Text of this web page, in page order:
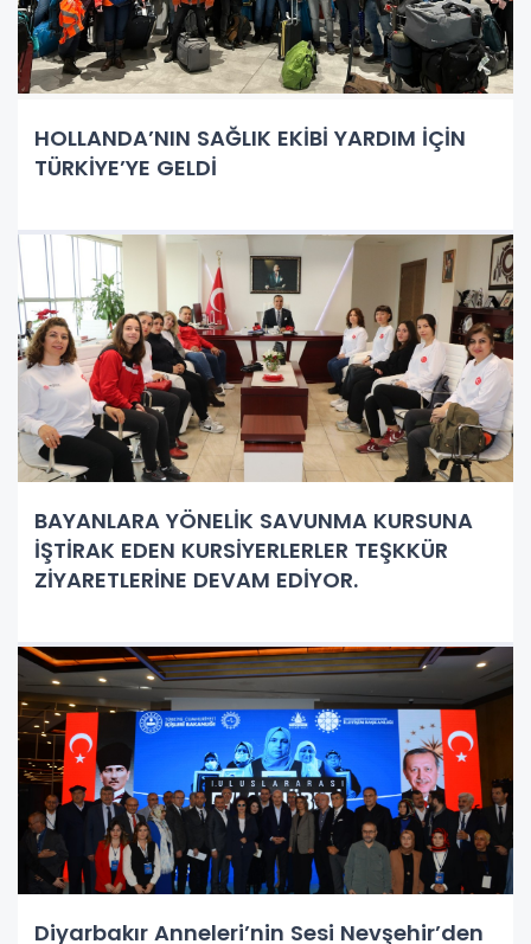
HOLLANDA’NIN SAĞLIK EKİBİ YARDIM İÇİN
TÜRKİYE’YE GELDİ
BAYANLARA YÖNELİK SAVUNMA KURSUNA
İŞTİRAK EDEN KURSİYERLERLER TEŞKKÜR
ZİYARETLERİNE DEVAM EDİYOR.
Diyarbakır Anneleri’nin Sesi Nevşehir’den